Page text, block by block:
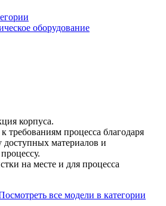
оборудование
корпуса.
требованиям процесса благодаря
материалов и
на месте и для процесса
все модели в категории